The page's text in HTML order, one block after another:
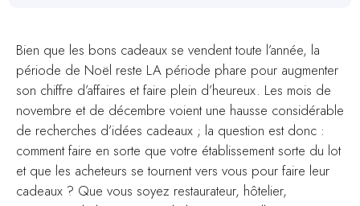
Bien que les bons cadeaux se vendent toute l’année, la
période de Noël reste LA période phare pour augmenter
son chiffre d’affaires et faire plein d’heureux. Les mois de
novembre et de décembre voient une hausse considérable
de recherches d’idées cadeaux ; la question est donc :
comment faire en sorte que votre établissement sorte du lot
et que les acheteurs se tournent vers vous pour faire leur
cadeaux ? Que vous soyez restaurateur, hôtelier,